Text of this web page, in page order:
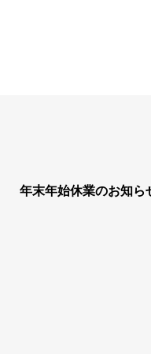
年末年始休業のお知ら